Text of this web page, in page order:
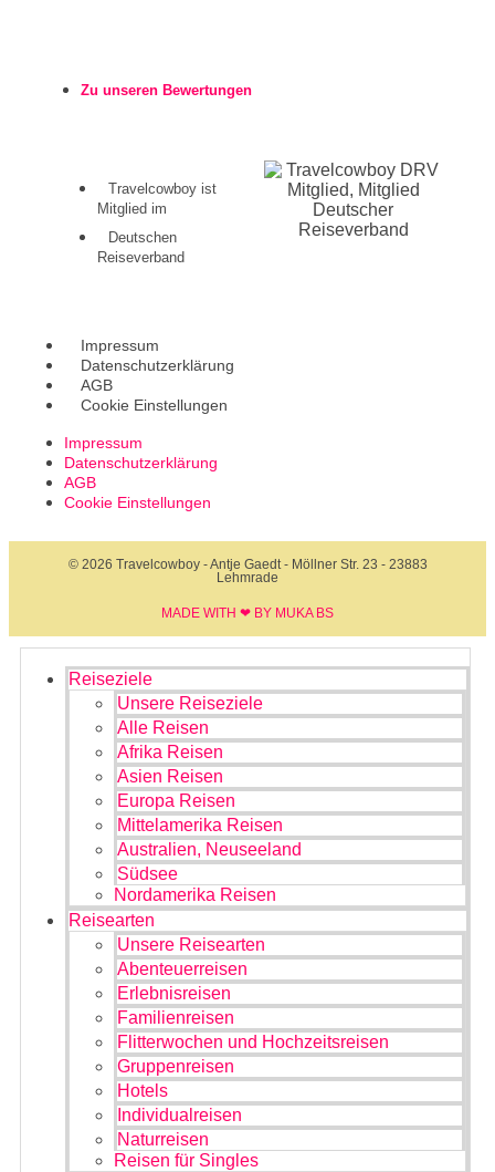
Zu unseren Bewertungen
Travelcowboy ist
Mitglied im
Deutschen
Reiseverband
Impressum
Datenschutzerklärung
AGB
Cookie Einstellungen
Impressum
Datenschutzerklärung
AGB
Cookie Einstellungen
© 2026 Travelcowboy - Antje Gaedt - Möllner Str. 23 - 23883
Lehmrade
MADE WITH ❤ BY MUKA BS​
Reiseziele
Unsere Reiseziele
Alle Reisen
Afrika Reisen
Asien Reisen
Europa Reisen
Mittelamerika Reisen
Australien, Neuseeland
Südsee
Nordamerika Reisen
Reisearten
Unsere Reisearten
Abenteuerreisen
Erlebnisreisen
Familienreisen
Flitterwochen und Hochzeitsreisen
Gruppenreisen
Hotels
Individualreisen
Naturreisen
Reisen für Singles